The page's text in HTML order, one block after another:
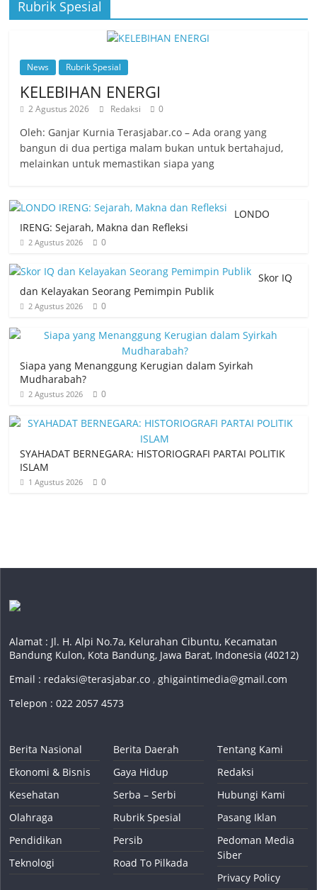
Rubrik Spesial
News Rubrik Spesial
KELEBIHAN ENERGI
2 Agustus 2026 Redaksi 0
Oleh: Ganjar Kurnia Terasjabar.co – Ada orang yang
bangun di dua pertiga malam bukan untuk bertahajud,
melainkan untuk memastikan siapa yang
LONDO
IRENG: Sejarah, Makna dan Refleksi
2 Agustus 2026 0
Skor IQ
dan Kelayakan Seorang Pemimpin Publik
2 Agustus 2026 0
Siapa yang Menanggung Kerugian dalam Syirkah
Mudharabah?
2 Agustus 2026 0
SYAHADAT BERNEGARA: HISTORIOGRAFI PARTAI POLITIK
ISLAM
1 Agustus 2026 0
Alamat : Jl. H. Alpi No.7a, Kelurahan Cibuntu, Kecamatan
Bandung Kulon, Kota Bandung, Jawa Barat, Indonesia (40212)
Email : redaksi@terasjabar.co ,ghigaintimedia@gmail.com
Telepon : 022 2057 4573
Berita Nasional
Ekonomi & Bisnis
Kesehatan
Olahraga
Pendidikan
Teknologi
Berita Daerah
Gaya Hidup
Serba – Serbi
Rubrik Spesial
Persib
Road To Pilkada
Tentang Kami
Redaksi
Hubungi Kami
Pasang Iklan
Pedoman Media
Siber
Privacy Policy